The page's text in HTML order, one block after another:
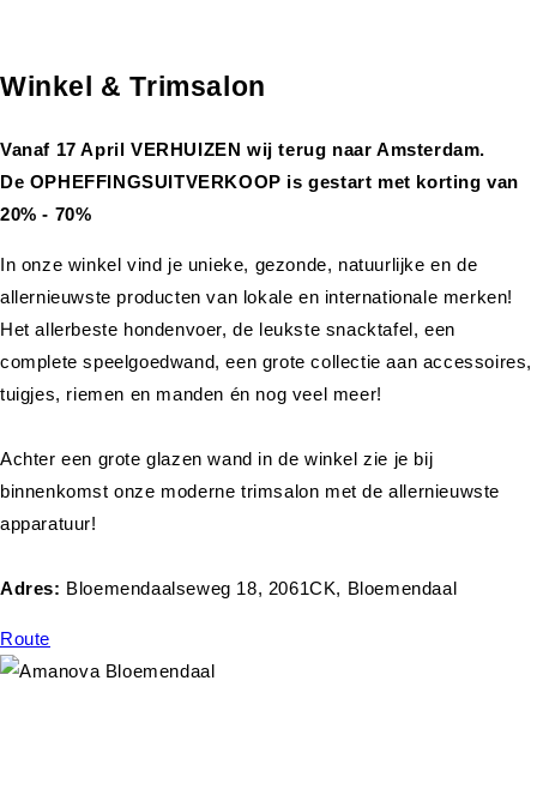
Winkel & Trimsalon
Vanaf 17 April VERHUIZEN wij terug naar Amsterdam.
De OPHEFFINGSUITVERKOOP is gestart met korting van
20% - 70%
In onze winkel vind je unieke, gezonde, natuurlijke en de
allernieuwste producten van lokale en internationale merken!
Het allerbeste hondenvoer, de leukste snacktafel, een
complete speelgoedwand, een grote collectie aan accessoires,
tuigjes, riemen en manden én nog veel meer!
Achter een grote glazen wand in de winkel zie je bij
binnenkomst onze moderne trimsalon met de allernieuwste
apparatuur!
Adres: Bloemendaalseweg 18, 2061CK, Bloemendaal
Route